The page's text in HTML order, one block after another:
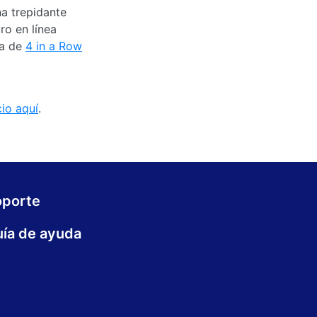
trepidante
en línea
de 4 in a Row
aquí.
de ayuda